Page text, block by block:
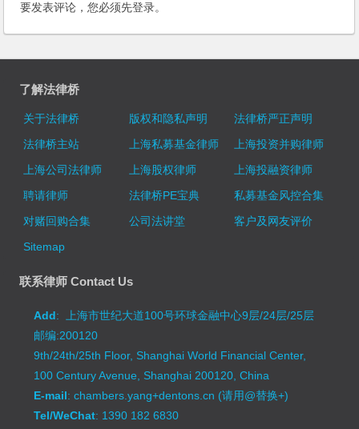
要发表评论，您必须先登录。
了解法律桥
关于法律桥 版权和隐私声明
法律桥严正声明
法律桥主站
上海私募基金律师
上海投资并购律师
上海公司法律师
上海股权律师
上海投融资律师
聘请律师
法律桥PE宝典
私募基金风控合集
对赌回购合集
公司法讲堂
客户及网友评价
Sitemap
联系律师 Contact Us
Add: 上海市世纪大道100号环球金融中心9层/24层/25层
邮编:200120
9th/24th/25th Floor, Shanghai World Financial Center,
100 Century Avenue, Shanghai 200120, China
E-mail: chambers.yang+dentons.cn (请用@替换+)
Tel/WeChat: 1390 182 6830